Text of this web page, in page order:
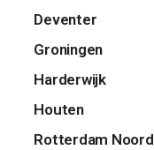
Deventer
Groningen
Harderwijk
Houten
Rotterdam Noord